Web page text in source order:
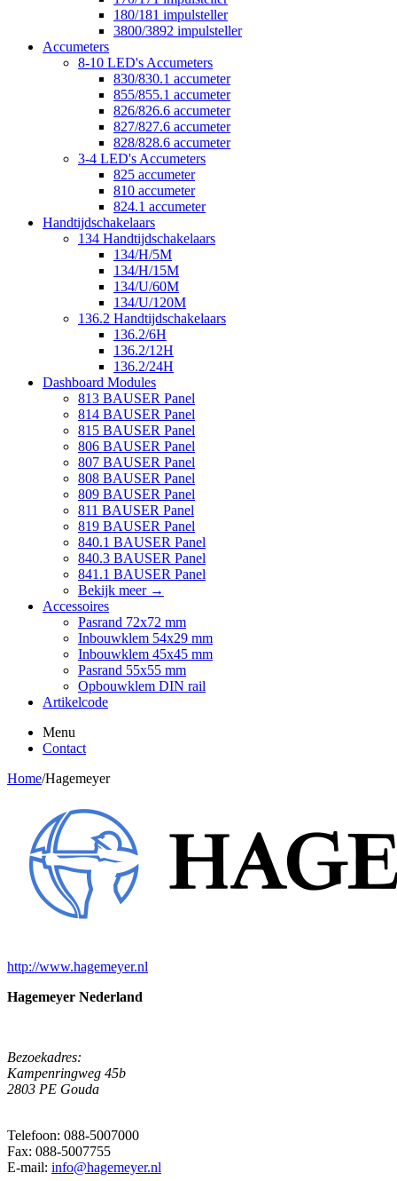
180/181 impulsteller
3800/3892 impulsteller
Accumeters
8-10 LED's Accumeters
830/830.1 accumeter
855/855.1 accumeter
826/826.6 accumeter
827/827.6 accumeter
828/828.6 accumeter
3-4 LED's Accumeters
825 accumeter
810 accumeter
824.1 accumeter
Handtijdschakelaars
134 Handtijdschakelaars
134/H/5M
134/H/15M
134/U/60M
134/U/120M
136.2 Handtijdschakelaars
136.2/6H
136.2/12H
136.2/24H
Dashboard Modules
813 BAUSER Panel
814 BAUSER Panel
815 BAUSER Panel
806 BAUSER Panel
807 BAUSER Panel
808 BAUSER Panel
809 BAUSER Panel
811 BAUSER Panel
819 BAUSER Panel
840.1 BAUSER Panel
840.3 BAUSER Panel
841.1 BAUSER Panel
Bekijk meer →
Accessoires
Pasrand 72x72 mm
Inbouwklem 54x29 mm
Inbouwklem 45x45 mm
Pasrand 55x55 mm
Opbouwklem DIN rail
Artikelcode
Menu
Contact
Home/Hagemeyer
http://www.hagemeyer.nl
Hagemeyer Nederland
Bezoekadres:
Kampenringweg 45b
2803 PE Gouda
Telefoon: 088-5007000
Fax: 088-5007755
E-mail: info@hagemeyer.nl